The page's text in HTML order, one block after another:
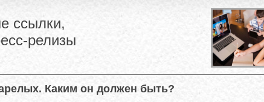
ссылки,
релизы
Каким он должен быть?